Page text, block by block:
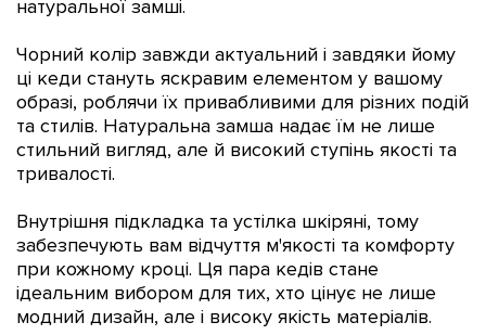
натуральної замші.
Чорний колір завжди актуальний і завдяки йому
ці кеди стануть яскравим елементом у вашому
образі, роблячи їх привабливими для різних подій
та стилів. Натуральна замша надає їм не лише
стильний вигляд, але й високий ступінь якості та
тривалості.
Внутрішня підкладка та устілка шкіряні, тому
забезпечують вам відчуття м'якості та комфорту
при кожному кроці. Ця пара кедів стане
ідеальним вибором для тих, хто цінує не лише
модний дизайн, але і високу якість матеріалів.